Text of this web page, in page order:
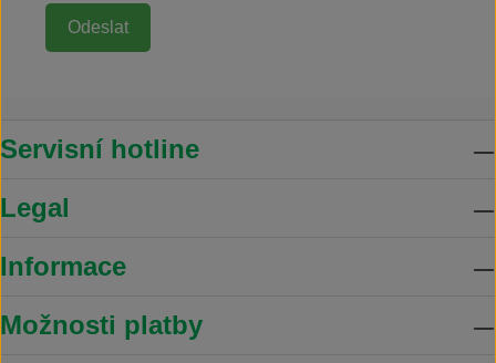
Servisní hotline
Legal
Informace
Možnosti platby